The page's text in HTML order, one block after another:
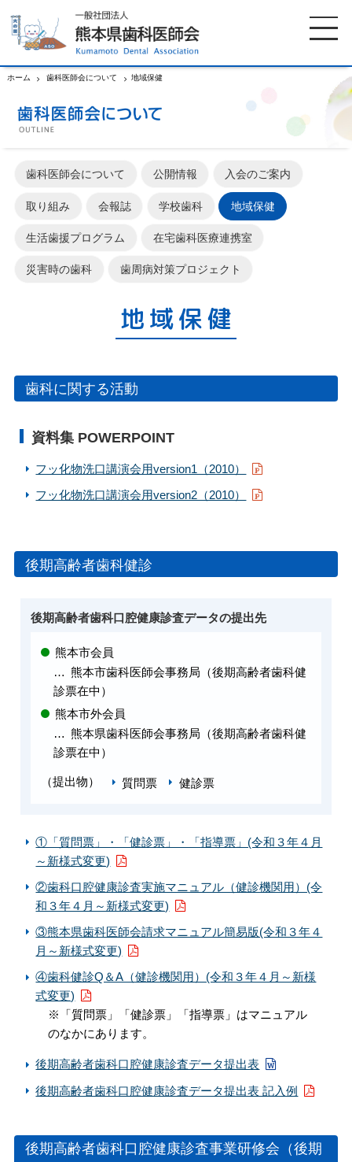
ホーム 歯科医師会について 地域保健
歯科医師会について 公開情報 入会のご案内
取り組み 会報誌 学校歯科 地域保健
生活歯援プログラム 在宅歯科医療連携室
災害時の歯科 歯周病対策プロジェクト
地域保健
歯科に関する活動
資料集 POWERPOINT
フッ化物洗口講演会用version1（2010）
フッ化物洗口講演会用version2（2010）
後期高齢者歯科健診
後期高齢者歯科口腔健康診査データの提出先
熊本市会員
熊本市歯科医師会事務局（後期高齢者歯科健
診票在中）
熊本市外会員
熊本県歯科医師会事務局（後期高齢者歯科健
診票在中）
（提出物） 質問票 健診票
①「質問票」・「健診票」・「指導票」(令和３年４月
～新様式変更)
②歯科口腔健康診査実施マニュアル（健診機関用）(令
和３年４月～新様式変更)
③熊本県歯科医師会請求マニュアル簡易版(令和３年４
月～新様式変更)
④歯科健診Q＆A（健診機関用）(令和３年４月～新様
式変更)
※「質問票」「健診票」「指導票」はマニュアル
のなかにあります。
後期高齢者歯科口腔健康診査データ提出表
後期高齢者歯科口腔健康診査データ提出表 記入例
後期高齢者歯科口腔健康診査事業研修会（後期
ホーム 歯科医師会について
歯科医院検索 休日当番医
お知らせ 口腔保健センター
国保組合からのお知らせ 熊本歯科衛生士専門学院
サイトマップ